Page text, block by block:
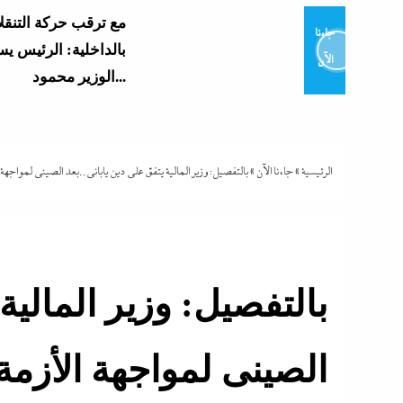
جاءنا
الآن
مع ترقب حركة
بالداخلية: الرئيس
الوزير محمود...
كل الملفات التى
ونتنياهو الثلاثاء
الرئيسية»جاءنا الآن »بالتفصيل: وزير المالية يتفق على دين ياباني..بعد الصينى لمواجهة
بالتفصيل: وزير
الصينى لمواجهة